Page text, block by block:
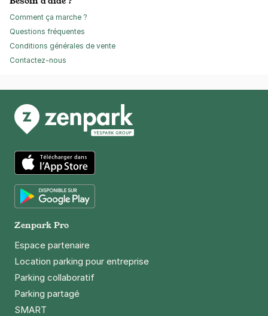
Comment ça marche ?
Questions fréquentes
Conditions générales de vente
Contactez-nous
App Store
Zenpark Pro
Espace partenaire
Location parking pour entreprise
Parking collaboratif
Parking partagé
SMART